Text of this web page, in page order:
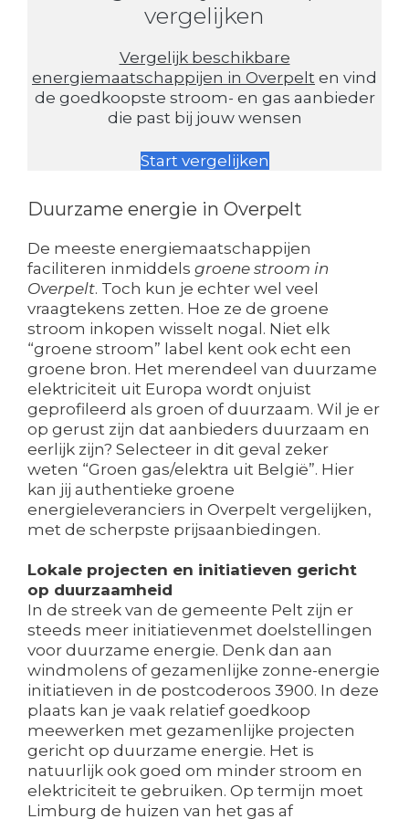
vergelijken
Vergelijk beschikbare
energiemaatschappijen in Overpelt en vind
de goedkoopste stroom- en gas aanbieder
die past bij jouw wensen
Start vergelijken
Duurzame energie in Overpelt
De meeste energiemaatschappijen
faciliteren inmiddels groene stroom in
Overpelt. Toch kun je echter wel veel
vraagtekens zetten. Hoe ze de groene
stroom inkopen wisselt nogal. Niet elk
“groene stroom” label kent ook echt een
groene bron. Het merendeel van duurzame
elektriciteit uit Europa wordt onjuist
geprofileerd als groen of duurzaam. Wil je er
op gerust zijn dat aanbieders duurzaam en
eerlijk zijn? Selecteer in dit geval zeker
weten “Groen gas/elektra uit België”. Hier
kan jij authentieke groene
energieleveranciers in Overpelt vergelijken,
met de scherpste prijsaanbiedingen.
Lokale projecten en initiatieven gericht
op duurzaamheid
In de streek van de gemeente Pelt zijn er
steeds meer initiatievenmet doelstellingen
voor duurzame energie. Denk dan aan
windmolens of gezamenlijke zonne-energie
initiatieven in de postcoderoos 3900. In deze
plaats kan je vaak relatief goedkoop
meewerken met gezamenlijke projecten
gericht op duurzame energie. Het is
natuurlijk ook goed om minder stroom en
elektriciteit te gebruiken. Op termijn moet
Limburg de huizen van het gas af